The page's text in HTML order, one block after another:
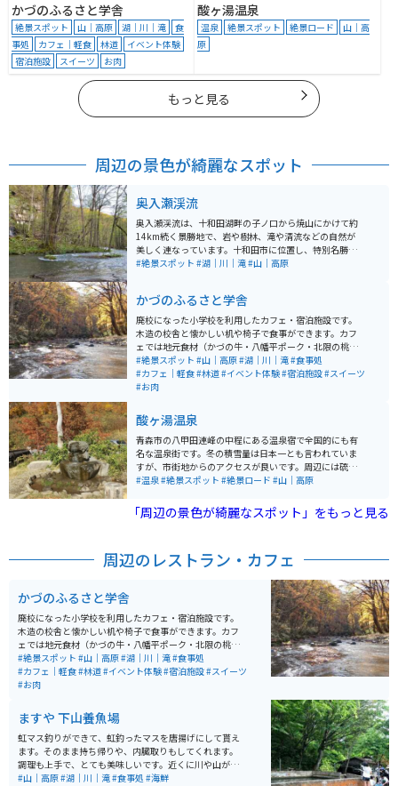
かづのふるさと学舎
絶景スポット 山｜高原 湖｜川｜滝
食
事処
カフェ｜軽食 林道
イベント体験
宿泊施設
スイーツ お肉
酸ヶ湯温泉
温泉 絶景スポット 絶景ロード
山｜高
原
もっと見る
周辺の景色が綺麗なスポット
奥入瀬渓流
奥入瀬渓流は、十和田湖畔の子ノ口から焼山にかけて約
14km続く景勝地で、岩や樹林、滝や清流などの自然が
美しく連なっています。十和田市に位置し、特別名勝や
天然記念物として国から指定されており、観光地として
どの名所を含む多彩な景色を楽しむことができます。四
季それぞれの風情を持ち、散歩やドライブ、リラックス
する場としての楽しみ方ができるスポットです。
#絶景スポット #湖｜川｜滝#山｜高原
かづのふるさと学舎
廃校になった小学校を利用したカフェ・宿泊施設です。
木造の校舎と懐かしい机や椅子で食事ができます。カフ
ェでは地元食材（かづの牛・八幡平ポーク・北限の桃）
をメニューに取り入れています。施設は主だった道路沿
いにあり、アクセスしやすいです。施設のすぐ外から散
策道が整備されていて、林と滝を楽しめます。観光名所
#絶景スポット #山｜高原#湖｜川｜滝#食事処
#カフェ｜軽食#林道#イベント体験#宿泊施設#スイーツ
#お肉
酸ヶ湯温泉
青森市の八甲田連峰の中程にある温泉宿で全国的にも有
名な温泉街です。冬の積雪量は日本一とも言われていま
すが、市街地からのアクセスが良いです。周辺には硫黄
臭が立ちこめ、お湯は浸かるとぴりりとした感覚がある
と呼ばれる混浴浴場で、湯あみのレンタルや男女別の時
間帯も設けられています。近くにはキャンプ場やトレッ
#温泉#絶景スポット #絶景ロード #山｜高原
「周辺の景色が綺麗なスポット」をもっと見る
周辺のレストラン・カフェ
かづのふるさと学舎
廃校になった小学校を利用したカフェ・宿泊施設です。
木造の校舎と懐かしい机や椅子で食事ができます。カフ
ェでは地元食材（かづの牛・八幡平ポーク・北限の桃）
をメニューに取り入れています。施設は主だった道路沿
いにあり、アクセスしやすいです。施設のすぐ外から散
策道が整備されていて、林と滝を楽しめます。観光名所
#絶景スポット #山｜高原#湖｜川｜滝#食事処
#カフェ｜軽食#林道#イベント体験#宿泊施設#スイーツ
#お肉
ますや 下山養魚場
虹マス釣りができて、虹釣ったマスを唐揚げにして貰え
ます。そのまま持ち帰りや、内臓取りもしてくれます。
調理も上手で、とても美味しいです。近くに川や山が多
いのでマイナスイオンたっぷりで癒されます。
#山｜高原#湖｜川｜滝#食事処 #海鮮